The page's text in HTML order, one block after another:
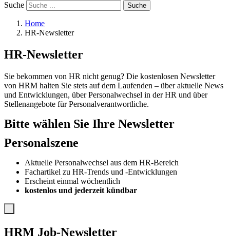
Suche Suche
Home
HR-Newsletter
HR-Newsletter
Sie bekommen von HR nicht genug? Die kostenlosen Newsletter
von HRM halten Sie stets auf dem Laufenden – über aktuelle News
und Entwicklungen, über Personalwechsel in der HR und über
Stellenangebote für Personalverantwortliche.
Bitte wählen Sie Ihre Newsletter
Personalszene
Aktuelle Personalwechsel aus dem HR-Bereich
Fachartikel zu HR-Trends und -Entwicklungen
Erscheint einmal wöchentlich
kostenlos und jederzeit kündbar
HRM Job-Newsletter